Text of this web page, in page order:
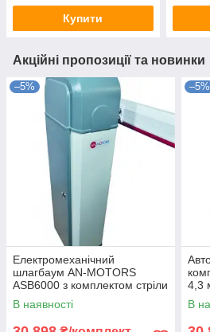
Купити
Акційні пропозиції та новинки
–5%
Електромеханічний
шлагбаум AN-MOTORS
ASB6000 з комплектом стріли
6,3 м
В наявності
–5%
4,3
В